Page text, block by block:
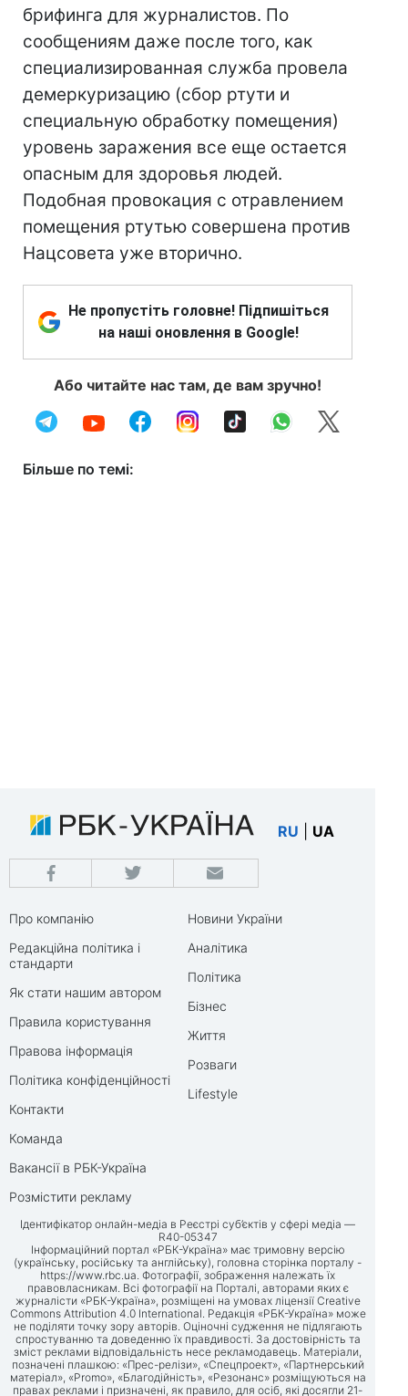
брифинга для журналистов. По
сообщениям даже после того, как
специализированная служба провела
демеркуризацию (сбор ртути и
специальную обработку помещения)
уровень заражения все еще остается
опасным для здоровья людей.
Подобная провокация с отравлением
помещения ртутью совершена против
Нацсовета уже вторично.
Не пропустіть головне! Підпишіться
на наші оновлення в Google!
Або читайте нас там, де вам зручно!
Більше по темі:
RU UA
Про компанію
Редакційна політика і
стандарти
Як стати нашим автором
Правила користування
Правова інформація
Політика конфіденційності
Контакти
Команда
Вакансії в РБК-Україна
Розмістити рекламу
Новини України
Аналітика
Політика
Бізнес
Життя
Розваги
Lifestyle
Ідентифікатор онлайн-медіа в Реєстрі суб’єктів у сфері медіа —
R40-05347
Інформаційний портал «РБК-Україна» має тримовну версію
(українську, російську та англійську), головна сторінка порталу -
https://www.rbc.ua. Фотографії, зображення належать їх
правовласникам. Всі фотографії на Порталі, авторами яких є
журналісти «РБК-Україна», розміщені на умовах ліцензії Creative
Commons Attribution 4.0 International. Редакція «РБК-Україна» може
не поділяти точку зору авторів. Оціночні судження не підлягають
спростуванню та доведенню їх правдивості. За достовірність та
зміст реклами відповідальність несе рекламодавець. Матеріали,
позначені плашкою: «Прес-релізи», «Спецпроект», «Партнерський
матеріал», «Promo», «Благодійність», «Резонанс» розміщуються на
правах реклами і призначені, як правило, для осіб, які досягли 21-